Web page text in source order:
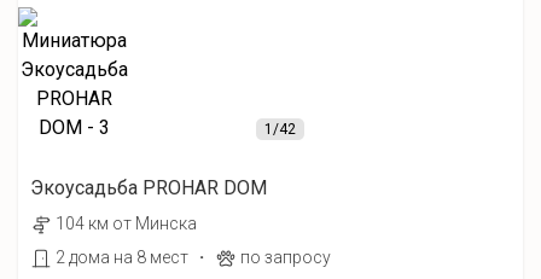
1/42
Экоусадьба PROHAR DOM
104 км от Минска
2 дома на 8 мест
·
по запросу